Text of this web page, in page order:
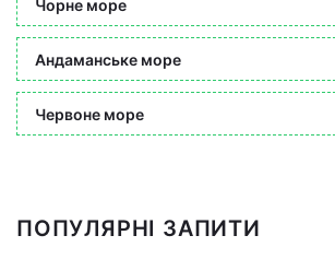
Чорне море
Андаманське море
Червоне море
ПОПУЛЯРНІ ЗАПИТИ